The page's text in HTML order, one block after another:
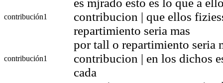
contribución1
contribucion | que ellos
repartimiento seria mas
contribución1
por tall o repartimiento seria
contribucion | en los dichos
cada